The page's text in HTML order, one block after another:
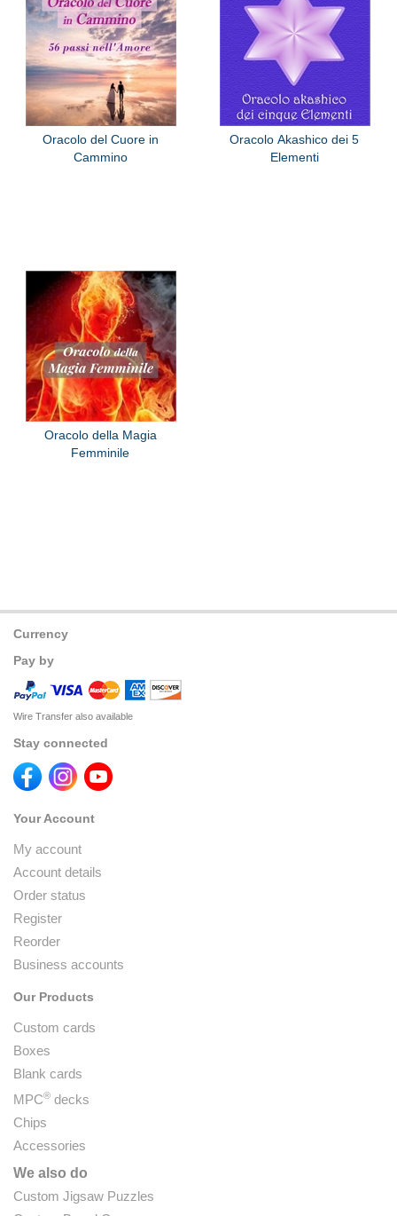
Oracolo del Cuore in
Cammino
Oracolo Akashico dei 5
Elementi
Oracolo della Magia
Femminile
Currency
Pay by
Wire Transfer also available
Stay connected
Your Account
My account
Account details
Order status
Register
Reorder
Business accounts
Our Products
Custom cards
Boxes
Blank cards
MPC® decks
Chips
Accessories
We also do
Custom Jigsaw Puzzles